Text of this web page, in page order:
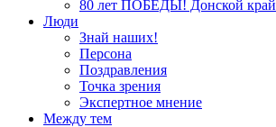
80 лет ПОБЕДЫ! Донской край
Люди
Знай наших!
Персона
Поздравления
Точка зрения
Экспертное мнение
Между тем